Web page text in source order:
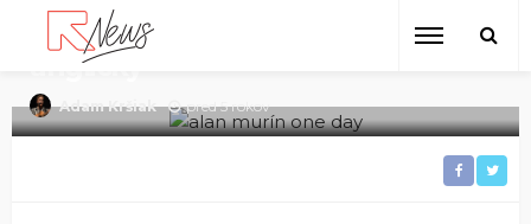
funky novinka netradične po
anglicky
Adam Kršiak pred 5 rokov